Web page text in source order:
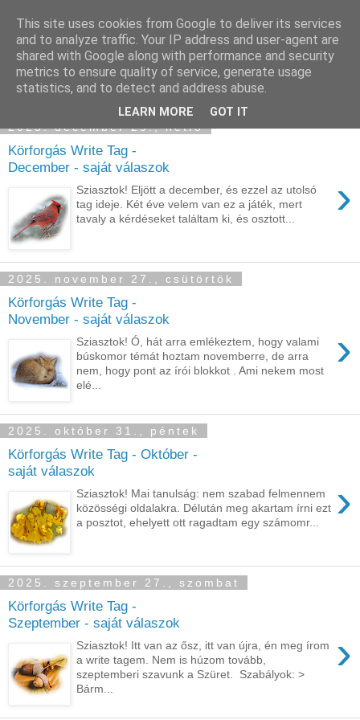
Sümegi Emília -
Tintaszerkezetek
2025. december 29., hétfő
Körforgás Write Tag -
December - saját válaszok
›
Sziasztok! Eljött a december, és ezzel az utolsó
tag ideje. Két éve velem van ez a játék, mert
tavaly a kérdéseket találtam ki, és osztott...
2025. november 27., csütörtök
Körforgás Write Tag -
November - saját válaszok
›
Sziasztok! Ó, hát arra emlékeztem, hogy valami
búskomor témát hoztam novemberre, de arra
nem, hogy pont az írói blokkot . Ami nekem most
elé...
2025. október 31., péntek
Körforgás Write Tag - Október -
saját válaszok
›
Sziasztok! Mai tanulság: nem szabad felmennem
közösségi oldalakra. Délután meg akartam írni ezt
a posztot, ehelyett ott ragadtam egy számomr...
2025. szeptember 27., szombat
Körforgás Write Tag -
Szeptember - saját válaszok
›
Sziasztok! Itt van az ősz, itt van újra, én meg írom
a write tagem. Nem is húzom tovább,
szeptemberi szavunk a Szüret. Szabályok: >
Bárm...
This site uses cookies from Google to deliver its services
and to analyze traffic. Your IP address and user-agent are
shared with Google along with performance and security
metrics to ensure quality of service, generate usage
statistics, and to detect and address abuse.
LEARN MORE GOT IT